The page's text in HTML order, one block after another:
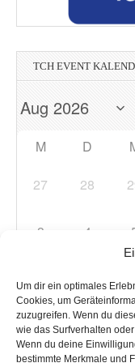
Um dir ein optimales
Cookies, um
zuzugreifen. Wenn du
wie das Surfverhalten
Wenn du deine
bestimmte Merkmale und
TCH EVENT
M D
27 28
3 4
10 11
17 18